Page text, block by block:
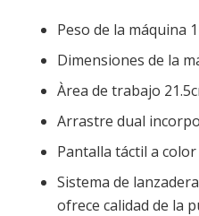
Peso de la máquina
Dimensiones de la
Àrea de trabajo
Arrastre dual
Pantalla táctil a color
Sistema de
ofrece calidad de la